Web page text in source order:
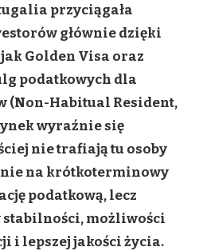
INWESTORA
W
PORTUGALII.
CO
OZNACZA
DLA
POLSKICH
NABYWCÓW?
przyciągała
głównie dzięki
Golden Visa oraz
podatkowych dla
(Non-Habitual Resident,
wyraźnie się
nie trafiają tu osoby
na krótkoterminowy
podatkową, lecz
stabilności, możliwości
i lepszej jakości życia.